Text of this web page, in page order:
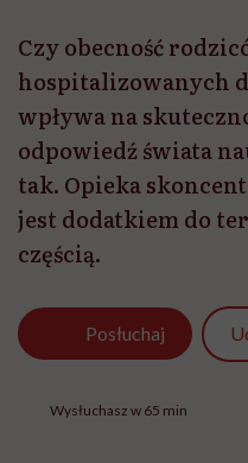
Czy obecność
hospitalizowanych
wpływa na
odpowiedź świata
tak. Opieka
jest dodatkiem do
częścią.
Posłuchaj
Wysłuchasz w 65 min